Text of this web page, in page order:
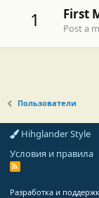
1 First
Post a
Пользователи
Hihglander Style
Условия и правила
R
Разработка и